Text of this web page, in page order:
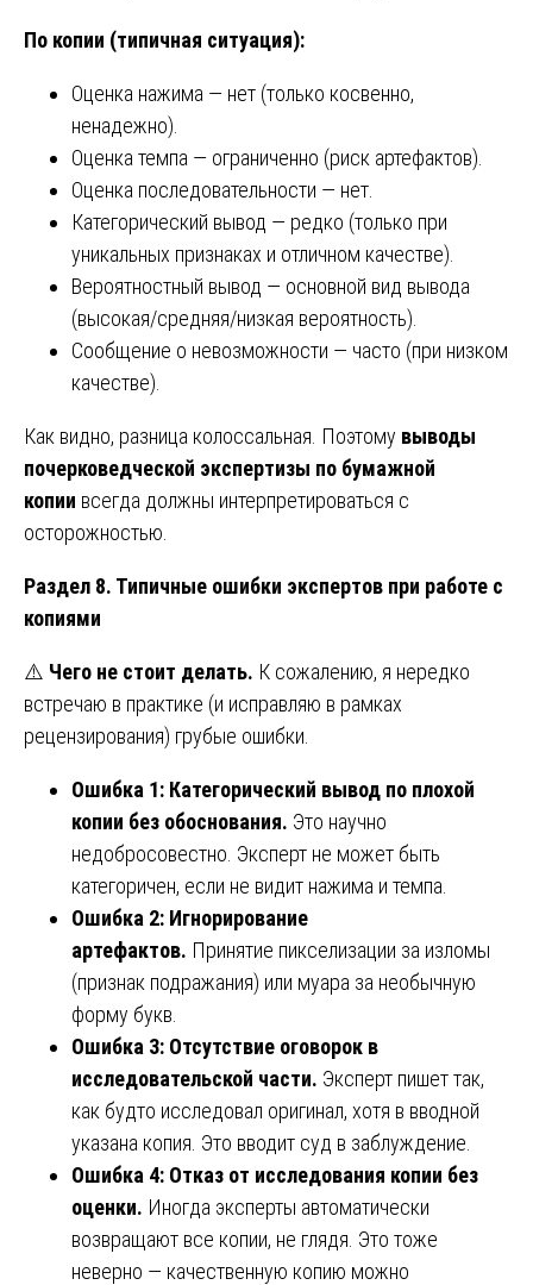
По копии (типичная ситуация):
Оценка нажима — нет (только косвенно,
ненадежно).
Оценка темпа — ограниченно (риск артефактов).
Оценка последовательности — нет.
Категорический вывод — редко (только при
уникальных признаках и отличном качестве).
Вероятностный вывод — основной вид вывода
(высокая/средняя/низкая вероятность).
Сообщение о невозможности — часто (при низком
качестве).
Как видно, разница колоссальная. Поэтому выводы
почерковедческой экспертизы по бумажной
копии всегда должны интерпретироваться с
осторожностью.
Раздел 8. Типичные ошибки экспертов при работе с
копиями
⚠️ Чего не стоит делать. К сожалению, я нередко
встречаю в практике (и исправляю в рамках
рецензирования) грубые ошибки.
Ошибка 1: Категорический вывод по плохой
копии без обоснования. Это научно
недобросовестно. Эксперт не может быть
категоричен, если не видит нажима и темпа.
Ошибка 2: Игнорирование
артефактов. Принятие пикселизации за изломы
(признак подражания) или муара за необычную
форму букв.
Ошибка 3: Отсутствие оговорок в
исследовательской части. Эксперт пишет так,
как будто исследовал оригинал, хотя в вводной
указана копия. Это вводит суд в заблуждение.
Ошибка 4: Отказ от исследования копии без
оценки. Иногда эксперты автоматически
возвращают все копии, не глядя. Это тоже
неверно — качественную копию можно